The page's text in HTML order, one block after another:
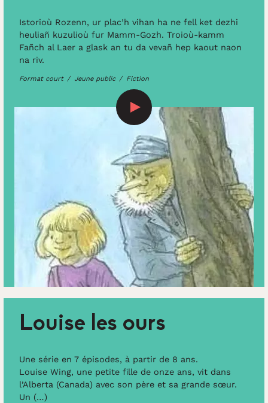
Istorioù Rozenn, ur plac’h vihan ha ne fell ket dezhi
heuliañ kuzulioù fur Mamm-Gozh. Troioù-kamm
Fañch al Laer a glask an tu da vevañ hep kaout naon
na riv.
Format court Jeune public Fiction
Louise les ours
Une série en 7 épisodes, à partir de 8 ans.
Louise Wing, une petite fille de onze ans, vit dans
l’Alberta (Canada) avec son père et sa grande sœur.
Un (…)